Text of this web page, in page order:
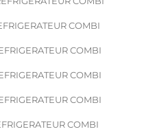
COMBI
COMBI
COMBI
COMBI
COMBI